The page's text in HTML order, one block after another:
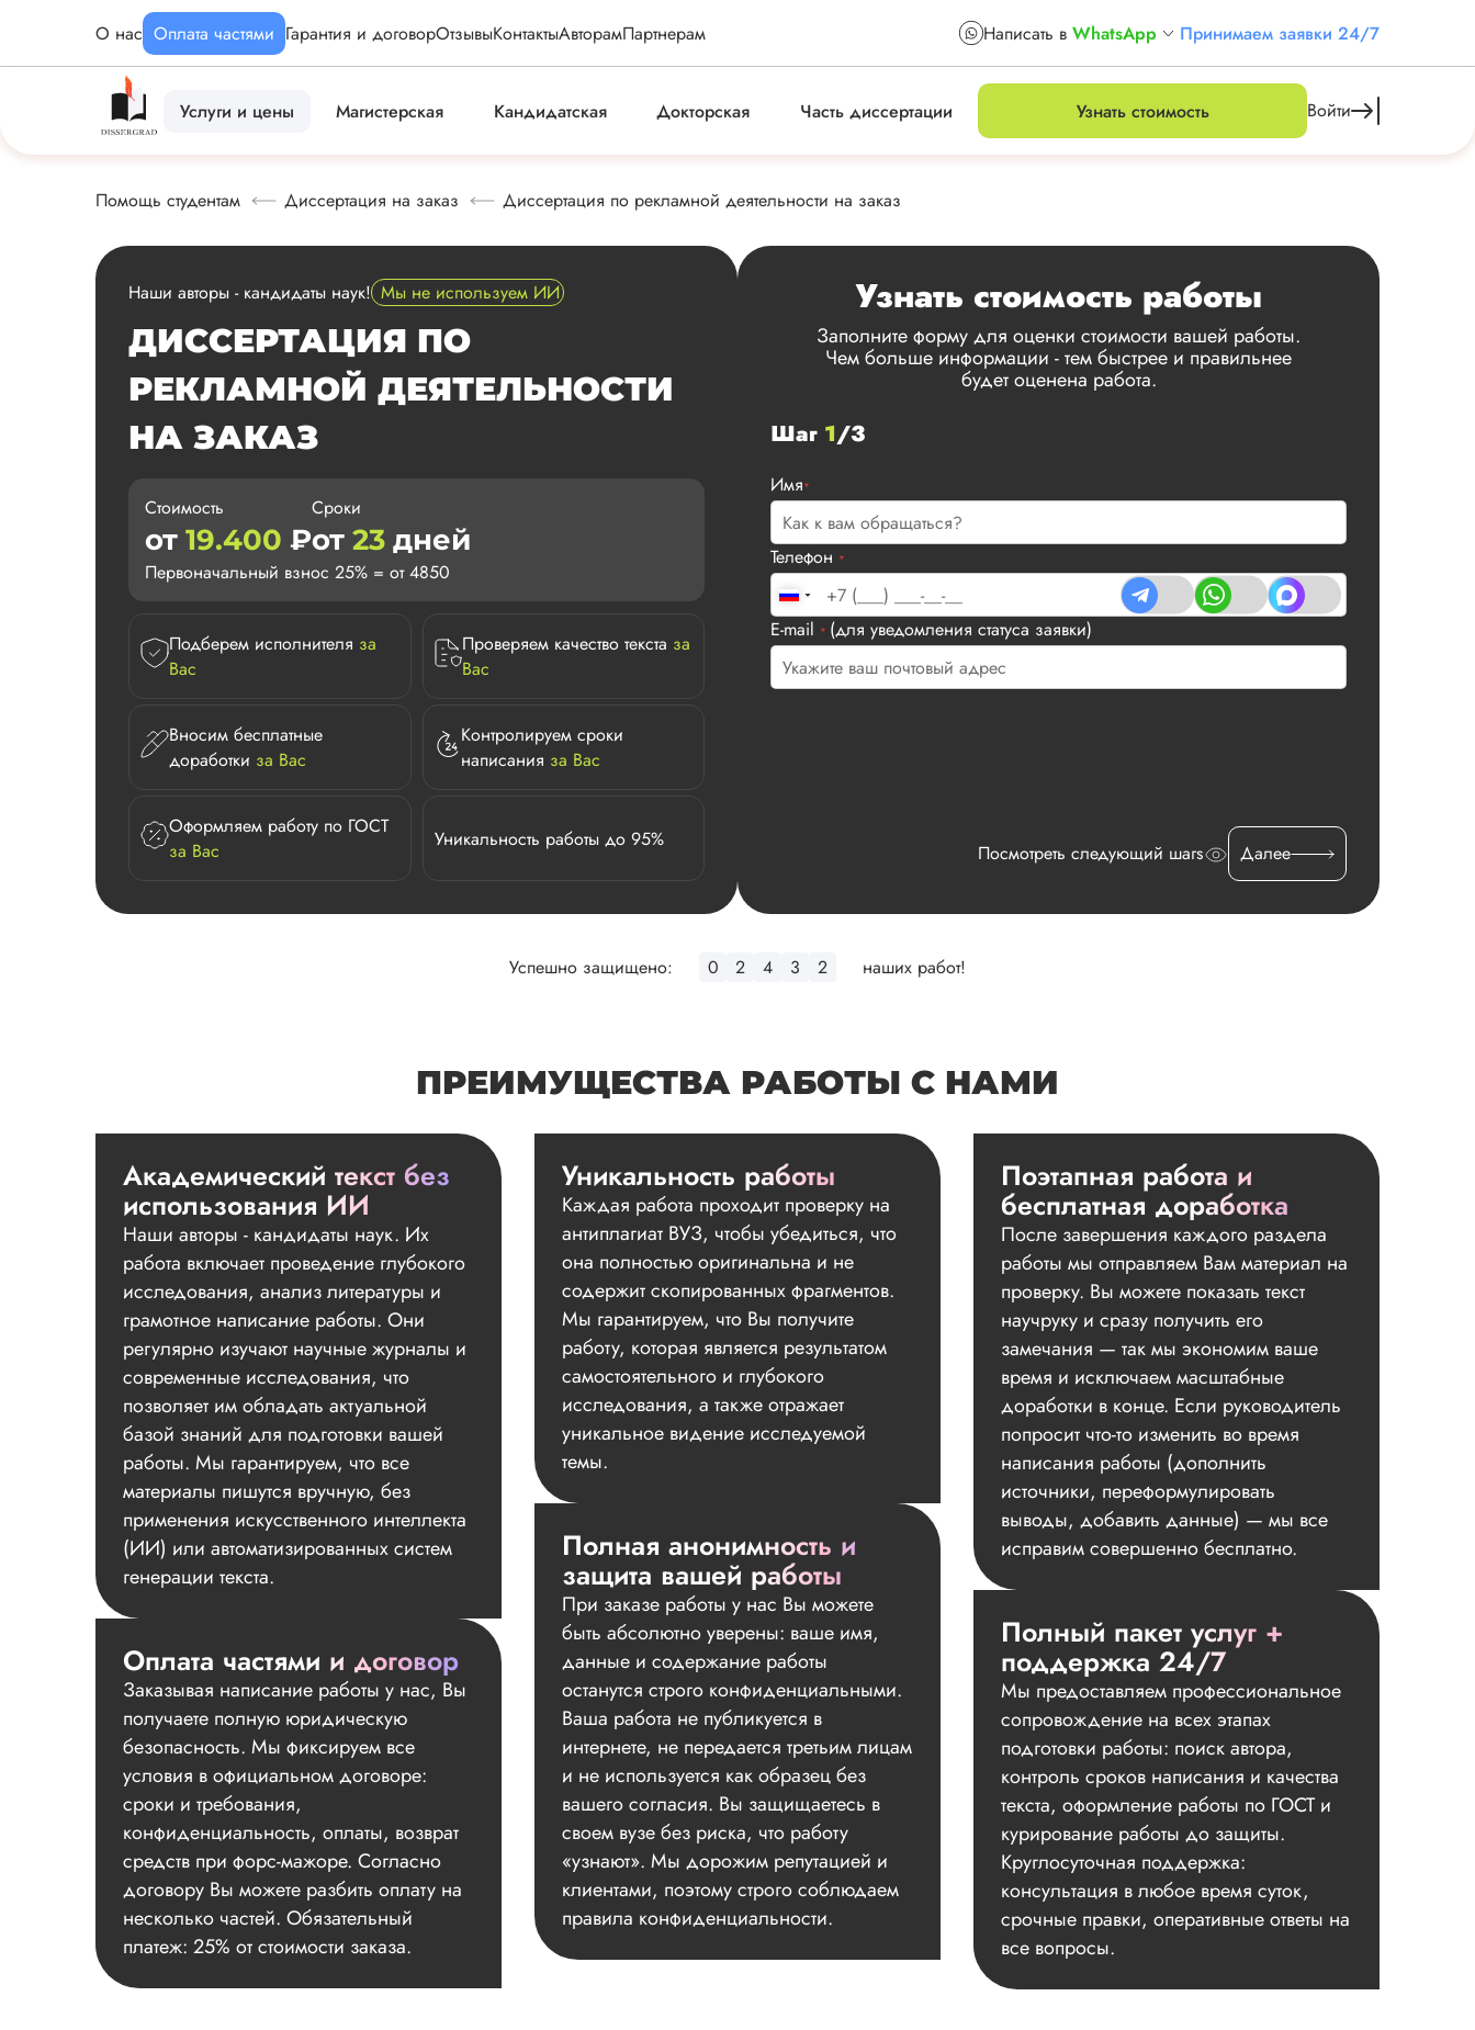
О нас Оплата частями Гарантия и договорОтзывыКонтактыАвторамПартнерам Написать в WhatsApp Принимаем заявки 24/7
Услуги и цены Магистерская Кандидатская Докторская Часть диссертации Узнать стоимость Войти
Помощь студентам Диссертация на заказ Диссертация по рекламной деятельности на заказ
Наши авторы - кандидаты наук! Мы не используем ИИ
ДИССЕРТАЦИЯ ПО
РЕКЛАМНОЙ ДЕЯТЕЛЬНОСТИ
НА ЗАКАЗ
Стоимость
от 19.400 ₽
Сроки
от 23 дней
Первоначальный взнос 25% = от 4850
Подберем исполнителя за
Вас
Проверяем качество текста за
Вас
Вносим бесплатные
доработки за Вас
Контролируем сроки
написания за Вас
Оформляем работу по ГОСТ
за Вас
Уникальность работы до 95%
Узнать стоимость работы
Заполните форму для оценки стоимости вашей работы.
Чем больше информации - тем быстрее и правильнее
будет оценена работа.
Шаг 1/3
Имя*
Телефон *
E-mail * (для уведомления статуса заявки)
Посмотреть следующий шагs Далее
Успешно защищено: 2
3
4
2
0 наших работ!
ПРЕИМУЩЕСТВА РАБОТЫ С НАМИ
Академический текст без
использования ИИ
Наши авторы - кандидаты наук. Их
работа включает проведение глубокого
исследования, анализ литературы и
грамотное написание работы. Они
регулярно изучают научные журналы и
современные исследования, что
позволяет им обладать актуальной
базой знаний для подготовки вашей
работы. Мы гарантируем, что все
материалы пишутся вручную, без
применения искусственного интеллекта
(ИИ) или автоматизированных систем
генерации текста.
Оплата частями и договор
Заказывая написание работы у нас, Вы
получаете полную юридическую
безопасность. Мы фиксируем все
условия в официальном договоре:
сроки и требования,
конфиденциальность, оплаты, возврат
средств при форс-мажоре. Согласно
договору Вы можете разбить оплату на
несколько частей. Обязательный
платеж: 25% от стоимости заказа.
Уникальность работы
Каждая работа проходит проверку на
антиплагиат ВУЗ, чтобы убедиться, что
она полностью оригинальна и не
содержит скопированных фрагментов.
Мы гарантируем, что Вы получите
работу, которая является результатом
самостоятельного и глубокого
исследования, а также отражает
уникальное видение исследуемой
темы.
Полная анонимность и
защита вашей работы
При заказе работы у нас Вы можете
быть абсолютно уверены: ваше имя,
данные и содержание работы
останутся строго конфиденциальными.
Ваша работа не публикуется в
интернете, не передается третьим лицам
и не используется как образец без
вашего согласия. Вы защищаетесь в
своем вузе без риска, что работу
«узнают». Мы дорожим репутацией и
клиентами, поэтому строго соблюдаем
правила конфиденциальности.
Поэтапная работа и
бесплатная доработка
После завершения каждого раздела
работы мы отправляем Вам материал на
проверку. Вы можете показать текст
научруку и сразу получить его
замечания — так мы экономим ваше
время и исключаем масштабные
доработки в конце. Если руководитель
попросит что-то изменить во время
написания работы (дополнить
источники, переформулировать
выводы, добавить данные) — мы все
исправим совершенно бесплатно.
Полный пакет услуг +
поддержка 24/7
Мы предоставляем профессиональное
сопровождение на всех этапах
подготовки работы: поиск автора,
контроль сроков написания и качества
текста, оформление работы по ГОСТ и
курирование работы до защиты.
Круглосуточная поддержка:
консультация в любое время суток,
срочные правки, оперативные ответы на
все вопросы.